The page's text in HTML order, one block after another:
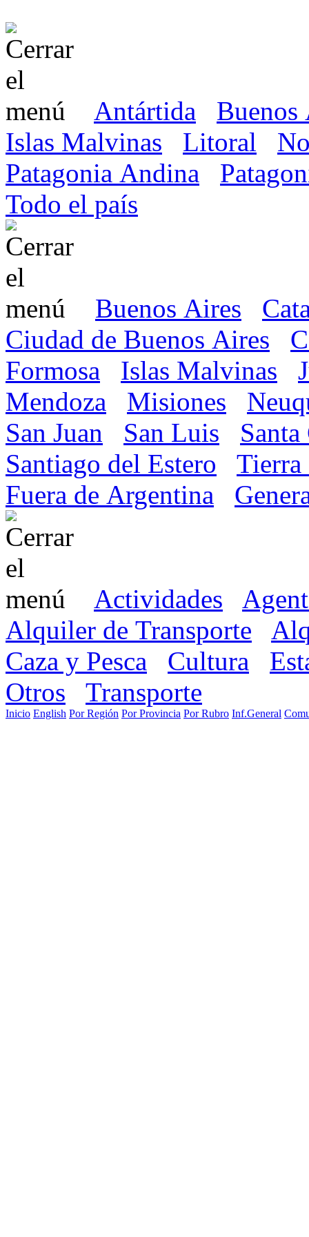
Antártida
Buenos
Islas Malvinas
Litoral
Patagonia Andina
Todo el país
Buenos Aires
Ciudad de Buenos Aires
Formosa
Islas Malvinas
Mendoza
Misiones
San Juan
San Luis
Santiago del Estero
Tierra
Fuera de Argentina
Actividades
Alquiler de Transporte
Caza y Pesca
Cultura
Otros
Transporte
Inicio English Por Región Por Provincia Por Rubro Inf.General